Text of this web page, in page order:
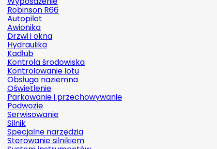
Robinson R66
Autopilot
Awionika
Drzwi i okna
Hydraulika
Kadłub
Kontrola środowiska
Kontrolowanie lotu
Obsługa naziemna
Oświetlenie
Parkowanie i przechowywanie
Podwozie
Serwisowanie
Silnik
Specjalne narzędzia
Sterowanie silnikiem